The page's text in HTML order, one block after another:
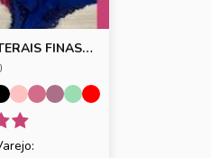
FINAS E